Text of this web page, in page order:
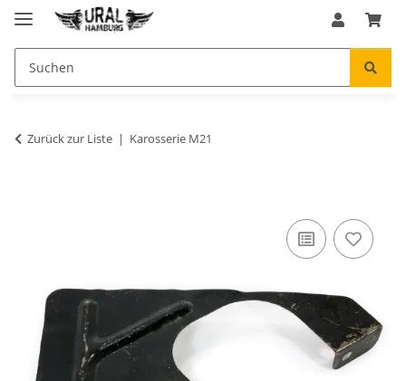
Zurück zur Liste Karosserie M21